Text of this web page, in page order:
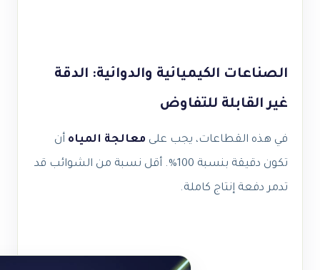
الصناعات الكيميائية والدوائية: الدقة
غير القابلة للتفاوض
في هذه القطاعات، يجب على معالجة المياه أن
تكون دقيقة بنسبة 100%. أقل نسبة من الشوائب قد
تدمر دفعة إنتاج كاملة.